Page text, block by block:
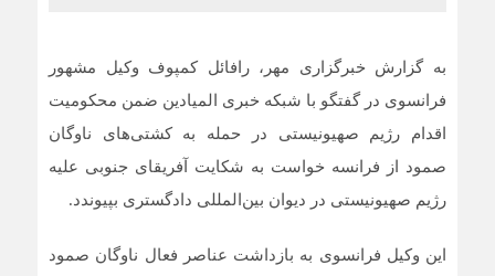
به گزارش خبرگزاری مهر، رافائل کمپوف وکیل مشهور
فرانسوی در گفتگو با شبکه خبری المیادین ضمن محکومیت
اقدام رژیم صهیونیستی در حمله به کشتی‌های ناوگان
صمود از فرانسه خواست به شکایت آفریقای جنوبی علیه
رژیم صهیونیستی در دیوان بین‌المللی دادگستری بپیوندد.
این وکیل فرانسوی به بازداشت عناصر فعال ناوگان صمود